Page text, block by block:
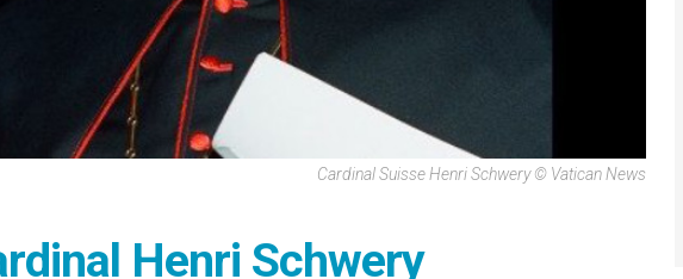
Cardinal Suisse Henri Schwery © Vatican News
Henri Schwery